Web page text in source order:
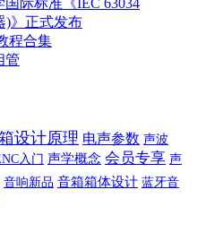
际标准《IEC 63034
)》正式发布
程合集
管
设计原理 电声参数 声波
入门 声学概念 会员专享 声
音响新品 音箱箱体设计 蓝牙音